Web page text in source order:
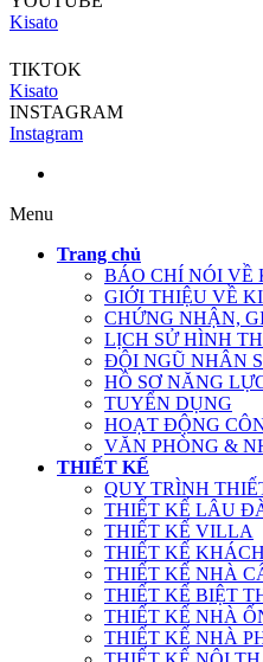
Kisato
TIKTOK
Kisato
INSTAGRAM
Instagram
Menu
Trang chủ
BÁO CHÍ NÓI VỀ
GIỚI THIỆU VỀ
CHỨNG NHẬN,
LỊCH SỬ HÌNH
ĐỘI NGŨ NHÂN
HỒ SƠ NĂNG
TUYỂN DỤNG
HOẠT ĐỘNG
VĂN PHÒNG &
THIẾT KẾ
QUY TRÌNH
THIẾT KẾ LÂU
THIẾT KẾ VILLA
THIẾT KẾ
THIẾT KẾ NHÀ
THIẾT KẾ BIỆT
THIẾT KẾ NHÀ
THIẾT KẾ NHÀ